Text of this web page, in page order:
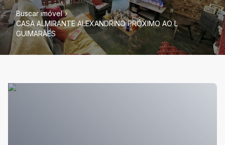
Buscar imóvel
CASA ALMIRANTE ALEXANDRINO PRÓXIMO AO L
GUIMARÂES